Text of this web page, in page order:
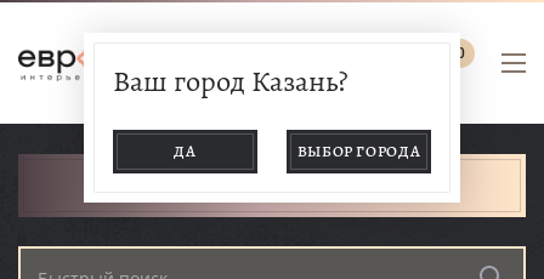
0
Ваш город Казань?
ДА ВЫБОР ГОРОДА